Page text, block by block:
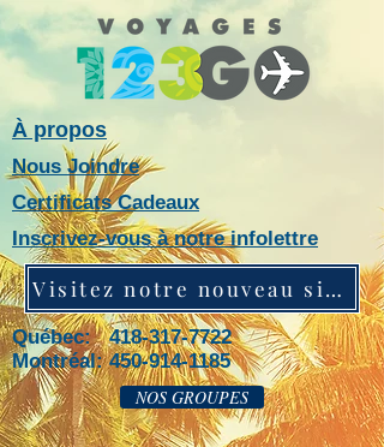
À propos
Nous Joindre
Certificats Cadeaux
Inscrivez-vous à notre infolettre
Visitez notre nouveau site web!
Québec: 418-317-7722
Montréal:450-914-1185
NOS GROUPES